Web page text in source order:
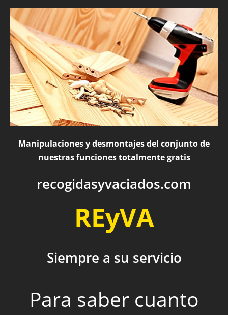
Manipulaciones y desmontajes del conjunto de
nuestras funciones totalmente gratis
recogidasyvaciados.com
REyVA
Siempre a su servicio
Para saber cuanto